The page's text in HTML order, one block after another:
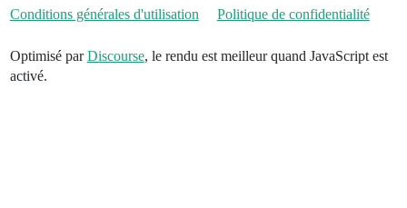
Conditions générales d'utilisation Politique de confidentialité
Optimisé parDiscourse, le rendu est meilleur quand JavaScript est
activé.